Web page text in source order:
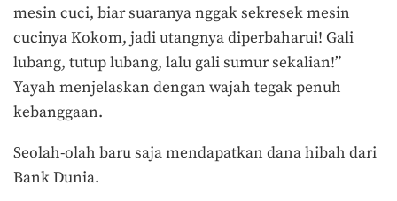
mesin cuci, biar suaranya nggak sekresek mesin
cucinya Kokom, jadi utangnya diperbaharui! Gali
lubang, tutup lubang, lalu gali sumur sekalian!”
Yayah menjelaskan dengan wajah tegak penuh
kebanggaan.
Seolah-olah baru saja mendapatkan dana hibah dari
Bank Dunia.